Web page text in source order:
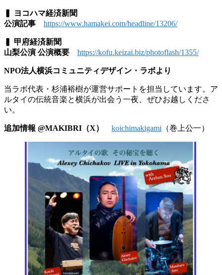
▍ ヨコハマ経済新聞
公演記事 https://www.hamakei.com/headline/13206/
▍ 甲府経済新聞
山梨公演 公演概要 https://kofu.keizai.biz/photoflash/1355/
NPO法人横浜コミュニティデザイン・ラボより
当ラボ代表・杉浦裕樹が運営サポートを担当しています。ア
ルタイの伝統音楽と横浜が出会う一夜、ぜひお越しくださ
い。
追加情報 @MAKIBRI（X） koichimakigami （巻上公一）